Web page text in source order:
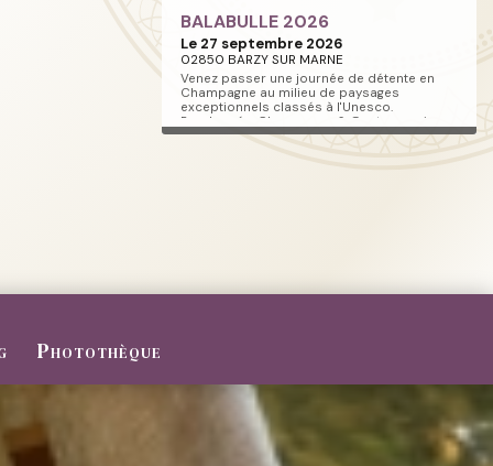
BALABULLE 2026
Le 27 septembre 2026
02850 BARZY SUR MARNE
Venez passer une journée de détente en
Champagne au milieu de paysages
exceptionnels classés à l'Unesco.
Randonnée, Champagne & Gastronomie au
RDV.
Photothèque